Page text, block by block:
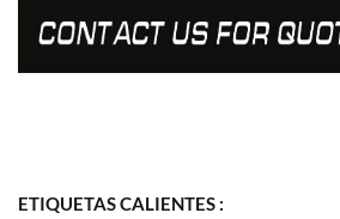
ETIQUETAS CALIENTES :